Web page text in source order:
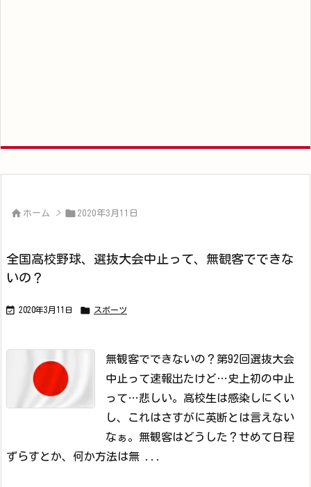
 ホーム >  2020年3月11日
全国高校野球、選抜大会中止って、無観客でできな
いの？
 2020年3月11日  スポーツ
無観客でできないの？ 第92回選抜大会
中止って速報出たけど…史上初の中止
って…悲しい。 高校生は感染しにくい
し、これはさすがに英断とは言えない
なぁ。無観客はどうした？せめて日程
ずらすとか、何か方法は無 ...